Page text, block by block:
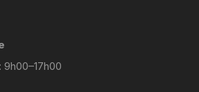
9h00–17h00